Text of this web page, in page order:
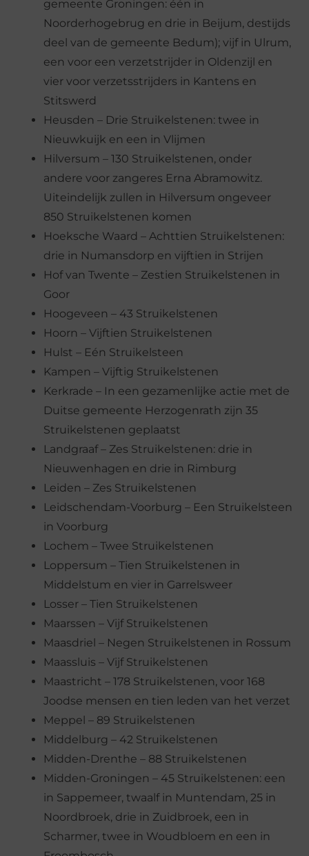
gemeente Groningen: één in
Noorderhogebrug en drie in Beijum, destijds
deel van de gemeente Bedum); vijf in Ulrum,
een voor een verzetstrijder in Oldenzijl en
vier voor verzetsstrijders in Kantens en
Stitswerd
Heusden – Drie Struikelstenen: twee in
Nieuwkuijk en een in Vlijmen
Hilversum – 130 Struikelstenen, onder
andere voor zangeres Erna Abramowitz.
Uiteindelijk zullen in Hilversum ongeveer
850 Struikelstenen komen
Hoeksche Waard – Achttien Struikelstenen:
drie in Numansdorp en vijftien in Strijen
Hof van Twente – Zestien Struikelstenen in
Goor
Hoogeveen – 43 Struikelstenen
Hoorn – Vijftien Struikelstenen
Hulst – Eén Struikelsteen
Kampen – Vijftig Struikelstenen
Kerkrade – In een gezamenlijke actie met de
Duitse gemeente Herzogenrath zijn 35
Struikelstenen geplaatst
Landgraaf – Zes Struikelstenen: drie in
Nieuwenhagen en drie in Rimburg
Leiden – Zes Struikelstenen
Leidschendam-Voorburg – Een Struikelsteen
in Voorburg
Lochem – Twee Struikelstenen
Loppersum – Tien Struikelstenen in
Middelstum en vier in Garrelsweer
Losser – Tien Struikelstenen
Maarssen – Vijf Struikelstenen
Maasdriel – Negen Struikelstenen in Rossum
Maassluis – Vijf Struikelstenen
Maastricht – 178 Struikelstenen, voor 168
Joodse mensen en tien leden van het verzet
Meppel – 89 Struikelstenen
Middelburg – 42 Struikelstenen
Midden-Drenthe – 88 Struikelstenen
Midden-Groningen – 45 Struikelstenen: een
in Sappemeer, twaalf in Muntendam, 25 in
Noordbroek, drie in Zuidbroek, een in
Scharmer, twee in Woudbloem en een in